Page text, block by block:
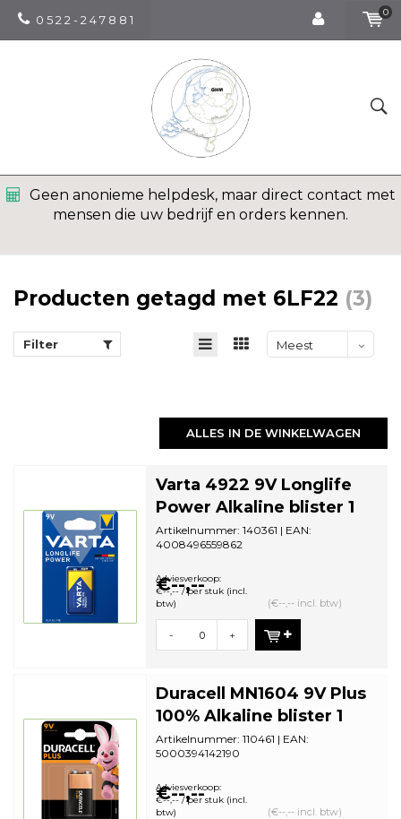
0 5 2 2 - 2 4 7 8 8 1
0
Geen anonieme helpdesk, maar direct contact met
mensen die uw bedrijf en orders kennen.
Producten getagd met 6LF22 (3)
Filter
Meest
ALLES IN DE WINKELWAGEN
Varta 4922 9V Longlife
Power Alkaline blister 1
Artikelnummer: 140361 | EAN:
4008496559862
bestelhoeveelheid: 10
€--,--
Adviesverkoop:
€--,-- / per stuk (incl.
btw)
(€--,-- incl. btw)
- +
Duracell MN1604 9V Plus
100% Alkaline blister 1
Artikelnummer: 110461 | EAN:
5000394142190
bestelhoeveelheid: 10
€--,--
Adviesverkoop:
€--,-- / per stuk (incl.
btw)
(€--,-- incl. btw)